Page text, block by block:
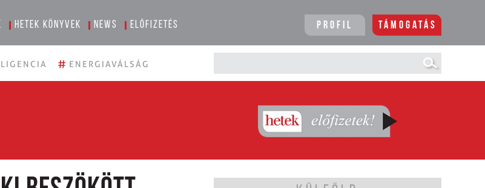
Hetek könyvek News Előfizetés Profil Támogatás
# ENERGIAVÁLSÁG